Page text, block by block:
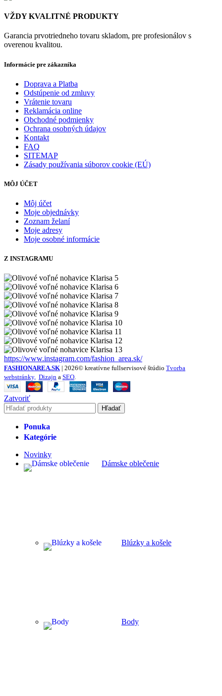
VŽDY KVALITNÉ PRODUKTY
Garancia prvotriedneho tovaru skladom, pre profesionálov s
overenou kvalitou.
Informácie pre zákazníka
Doprava a Platba
Odstúpenie od zmluvy
Vrátenie tovaru
Reklamácia online
Obchodné podmienky
Ochrana osobných údajov
Kontakt
FAQ
SITEMAP
Zásady používania súborov cookie (EÚ)
MÔJ ÚČET
Môj účet
Moje objednávky
Zoznam želaní
Moje adresy
Moje osobné informácie
Z INSTAGRAMU
https://www.instagram.com/fashion_area.sk/
FASHIONAREA.SK | 2026© kreatívne fullservisové štúdio Tvorba
webstránky, Dizajn a SEO.
Zatvoriť
Hľadať
Ponuka
Kategórie
Novinky
Dámske oblečenie
Blúzky a košele
Body